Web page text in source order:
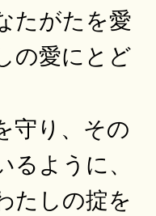
たがたを愛
の愛にとど
守り、その
ように、
たしの掟を